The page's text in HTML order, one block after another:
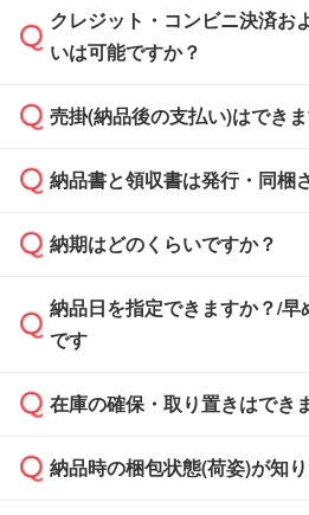
通常、翌営業日までにお送
雑状況によっては、お時間を
依頼いただいた場合は、翌営
クレジット・コンビニ決済お
いは可能ですか？
銀行振込のみのご対応となり
売掛(納品後の支払い)はでき
基本的には先入金をお願いし
どの場合は、月末締め翌月末
また、卒業・卒園記念品で対
校や幼稚園・保育園であれば
ご希望の際は担当スタッフま
ください。
納品書と領収書は発行・同梱
納品書・領収書は ご依頼を
ず、通常はPDFデータをメ
ます。
たは注文フォームの『ご注文
納期はどのくらいですか？
・印刷する場合(500個程度)
ご入金、イメージ画像の校
ご入金確認後、1～2営業日
納品日を指定できますか？/
です
ご希望の納期がある場合は、
い。
在庫の確保・取り置きはでき
ご入金確認後に在庫を確保し
納品時の梱包状態(荷姿)が知